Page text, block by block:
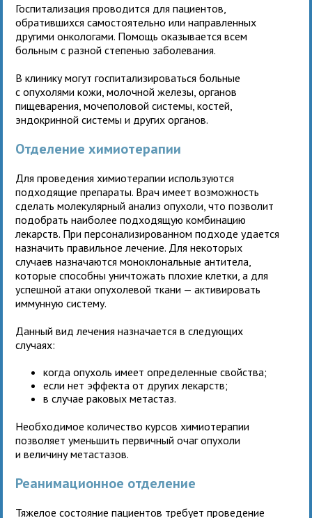
Госпитализация проводится для пациентов,
обратившихся самостоятельно или направленных
другими онкологами. Помощь оказывается всем
больным с разной степенью заболевания.
В клинику могут госпитализироваться больные
с опухолями кожи, молочной железы, органов
пищеварения, мочеполовой системы, костей,
эндокринной системы и других органов.
Отделение химиотерапии
Для проведения химиотерапии используются
подходящие препараты. Врач имеет возможность
сделать молекулярный анализ опухоли, что позволит
подобрать наиболее подходящую комбинацию
лекарств. При персонализированном подходе удается
назначить правильное лечение. Для некоторых
случаев назначаются моноклональные антитела,
которые способны уничтожать плохие клетки, а для
успешной атаки опухолевой ткани — активировать
иммунную систему.
Данный вид лечения назначается в следующих
случаях:
когда опухоль имеет определенные свойства;
если нет эффекта от других лекарств;
в случае раковых метастаз.
Необходимое количество курсов химиотерапии
позволяет уменьшить первичный очаг опухоли
и величину метастазов.
Реанимационное отделение
Тяжелое состояние пациентов требует проведение